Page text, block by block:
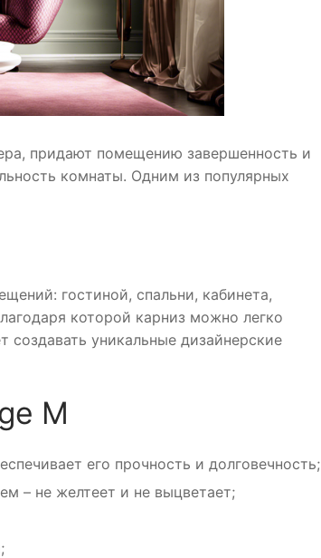
придают помещению завершенность и
комнаты. Одним из популярных
гостиной, спальни, кабинета,
которой карниз можно легко
уникальные дизайнерские
M
его прочность и долговечность;
– не желтеет и не выцветает;